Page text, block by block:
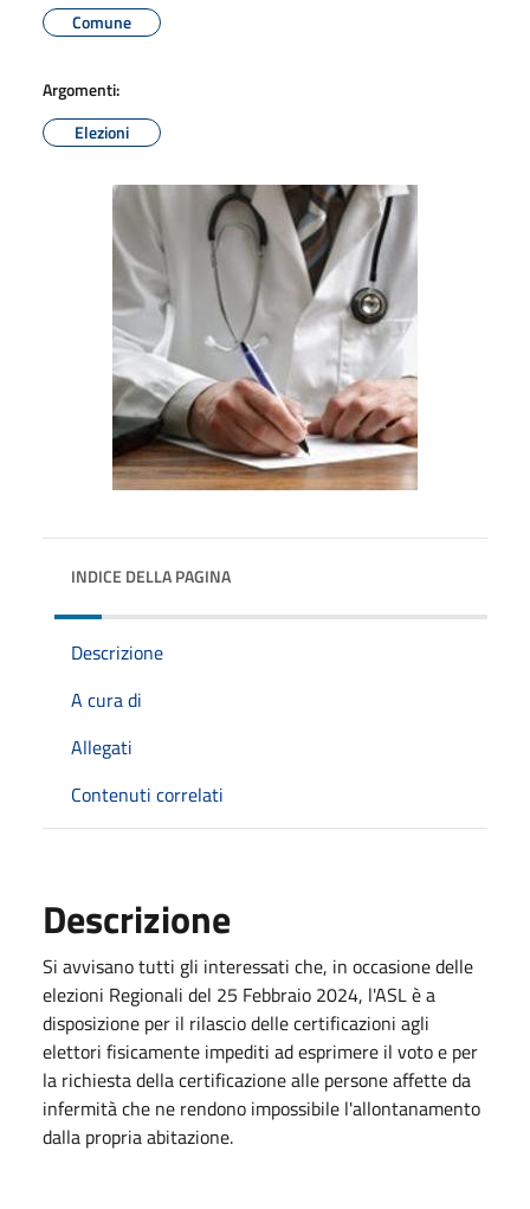
Comune
Argomenti:
Elezioni
INDICE DELLA PAGINA
Descrizione
A cura di
Allegati
Contenuti correlati
Descrizione
Si avvisano tutti gli interessati che, in occasione delle
elezioni Regionali del 25 Febbraio 2024, l'ASL è a
disposizione per il rilascio delle certificazioni agli
elettori fisicamente impediti ad esprimere il voto e per
la richiesta della certificazione alle persone affette da
infermità che ne rendono impossibile l'allontanamento
dalla propria abitazione.